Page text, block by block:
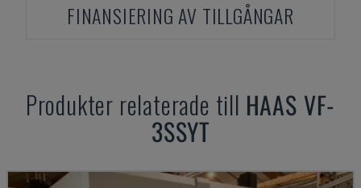
FINANSIERING AV TILLGÅNGAR
Produkter relaterade till HAAS VF-
3SSYT